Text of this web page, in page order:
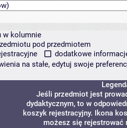
w kolumnie
pod przedmiotem
dodatkowe
na stałe, edytuj swoje
Jeśli przedmiot jest
dydaktycznym, to w
koszyk rejestracyjny. Ikona
możesz się rejestrować